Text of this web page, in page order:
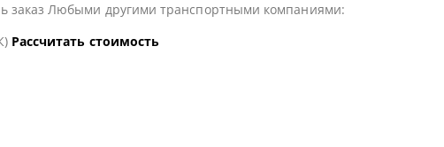
заказ Любыми другими транспортными компаниями:
Рассчитать стоимость